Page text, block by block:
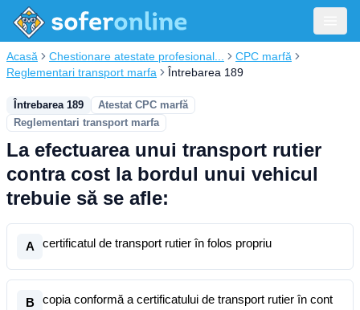
Acasă Chestionare atestate profesional...
CPC marfă
Reglementari transport marfa
Întrebarea 189
Întrebarea 189
Atestat CPC marfă
Reglementari transport marfa
La efectuarea unui transport rutier
contra cost la bordul unui vehicul
trebuie să se afle:
A certificatul de transport rutier în folos propriu
B
copia conformă a certificatului de transport rutier în cont